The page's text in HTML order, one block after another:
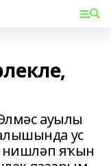
ауылы
ус
нишләп яҡын